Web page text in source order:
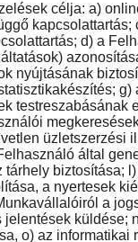
célja: a)
kapcsolattartás;
d) a
nyújtásának
testreszabásának
üzletszerzési
által
biztosítása;
a nyertesek
a
küldése;
o) az informatikai